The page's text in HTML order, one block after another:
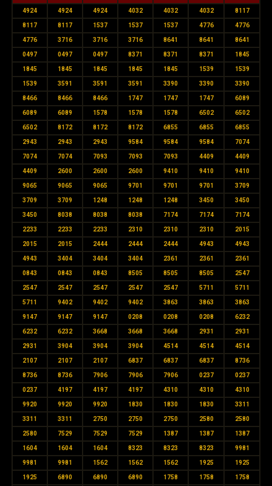
4924 4924 4924 4032 4032 4032 8117
8117 8117 1537 1537 1537 4776 4776
4776 3716 3716 3716 8641 8641 8641
0497 0497 0497 8371 8371 8371 1845
1845 1845 1845 1845 1845 1539 1539
1539 3591 3591 3591 3390 3390 3390
8466 8466 8466 1747 1747 1747 6089
6089 6089 1578 1578 1578 6502 6502
6502 8172 8172 8172 6855 6855 6855
2943 2943 2943 9584 9584 9584 7074
7074 7074 7093 7093 7093 4409 4409
4409 2600 2600 2600 9410 9410 9410
9065 9065 9065 9701 9701 9701 3709
3709 3709 1248 1248 1248 3450 3450
3450 8038 8038 8038 7174 7174 7174
2233 2233 2233 2310 2310 2310 2015
2015 2015 2444 2444 2444 4943 4943
4943 3404 3404 3404 2361 2361 2361
0843 0843 0843 8505 8505 8505 2547
2547 2547 2547 2547 2547 5711 5711
5711 9402 9402 9402 3863 3863 3863
9147 9147 9147 0208 0208 0208 6232
6232 6232 3668 3668 3668 2931 2931
2931 3904 3904 3904 4514 4514 4514
2107 2107 2107 6837 6837 6837 8736
8736 8736 7906 7906 7906 0237 0237
0237 4197 4197 4197 4310 4310 4310
9920 9920 9920 1830 1830 1830 3311
3311 3311 2750 2750 2750 2580 2580
2580 7529 7529 7529 1387 1387 1387
1604 1604 1604 8323 8323 8323 9981
9981 9981 1562 1562 1562 1925 1925
1925 6890 6890 6890 1758 1758 1758